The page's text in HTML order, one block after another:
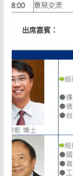
出席嘉賓：